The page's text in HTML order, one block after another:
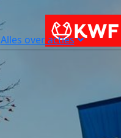
Alles over acties